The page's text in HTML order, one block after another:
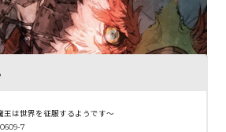
は世界を征服するようです～
7